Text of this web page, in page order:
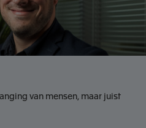
van mensen, maar juist